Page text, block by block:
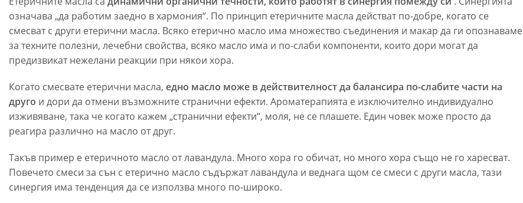
означава „да работим заедно в хармония“. По принцип етеричните масла действат по-добре, когато се
смесват с други етерични масла. Всяко етерично масло има множество съединения и макар да ги опознаваме
за техните полезни, лечебни свойства, всяко масло има и по-слаби компоненти, които дори могат да
предизвикат нежелани реакции при някои хора.
Когато смесвате етерични масла, едно масло може в действителност да балансира по-слабите части на
друго и дори да отмени възможните странични ефекти. Ароматерапията е изключително индивидуално
изживяване, така че когато кажем „странични ефекти“, моля, не се плашете. Един човек може просто да
реагира различно на масло от друг.
Такъв пример е етеричното масло от лавандула. Много хора го обичат, но много хора също не го харесват.
Повечето смеси за сън с етерично масло съдържат лавандула и веднага щом се смеси с други масла, тази
синергия има тенденция да се използва много по-широко.